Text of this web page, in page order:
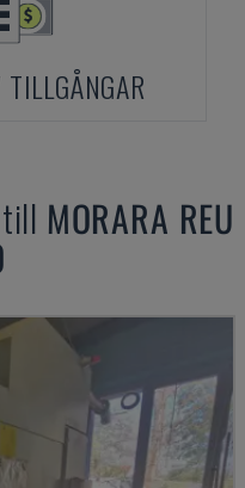
MORARA REU